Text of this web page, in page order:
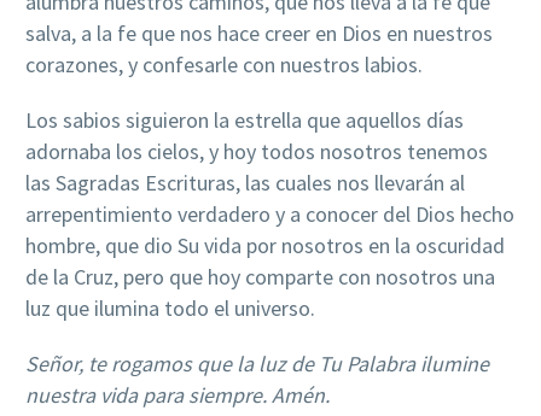
salva, a la fe que nos hace creer en Dios en nuestros
corazones, y confesarle con nuestros labios.
Los sabios siguieron la estrella que aquellos días
adornaba los cielos, y hoy todos nosotros tenemos
las Sagradas Escrituras, las cuales nos llevarán al
arrepentimiento verdadero y a conocer del Dios hecho
hombre, que dio Su vida por nosotros en la oscuridad
de la Cruz, pero que hoy comparte con nosotros una
luz que ilumina todo el universo.
Señor, te rogamos que la luz de Tu Palabra ilumine
nuestra vida para siempre.Amén.